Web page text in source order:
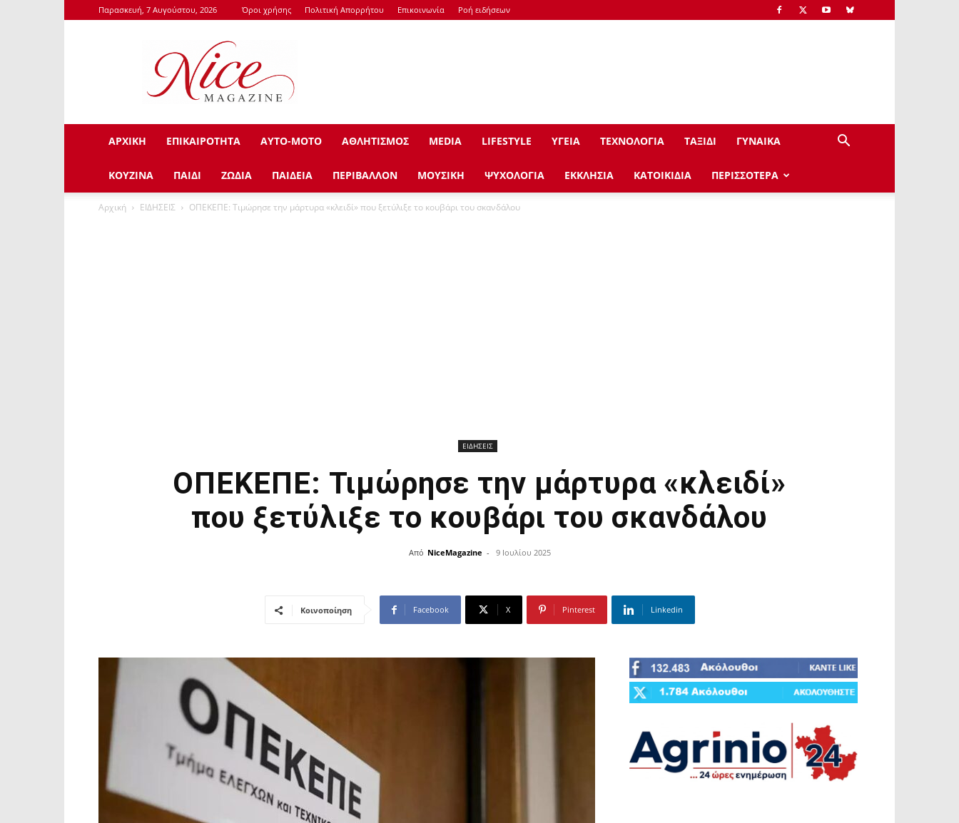
Παρασκευή, 7 Αυγούστου, 2026 Όροι χρήσης Πολιτική Απορρήτου Επικοινωνία Ροή ειδήσεων
NiceMagazine.Gr
ΑΡΧΙΚΗ ΕΠΙΚΑΙΡΟΤΗΤΑ ΑΥΤΟ-ΜΟΤΟ ΑΘΛΗΤΙΣΜΟΣ ΜEDIA LIFESTYLE ΥΓΕΙΑ ΤΕΧΝΟΛΟΓΙΑ ΤΑΞΙΔΙ ΓΥΝΑΙΚΑ
ΚΟΥΖΙΝΑ ΠΑΙΔΙ ΖΩΔΙΑ ΠΑΙΔΕΙΑ ΠΕΡΙΒΑΛΛΟΝ ΜΟΥΣΙΚΗ ΨΥΧΟΛΟΓΙΑ ΕΚΚΛΗΣΙΑ ΚΑΤΟΙΚΙΔΙΑ ΠΕΡΙΣΣΟΤΕΡΑ
Αρχική ΕΙΔΗΣΕΙΣ ΟΠΕΚΕΠΕ: Τιμώρησε την μάρτυρα «κλειδί» που ξετύλιξε το κουβάρι του σκανδάλου
ΕΙΔΗΣΕΙΣ
ΟΠΕΚΕΠΕ: Τιμώρησε την μάρτυρα «κλειδί»
που ξετύλιξε το κουβάρι του σκανδάλου
Από NiceMagazine - 9 Ιουλίου 2025
Κοινοποίηση Facebook X Pinterest Linkedin